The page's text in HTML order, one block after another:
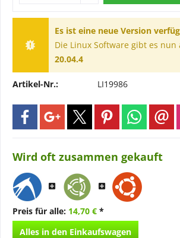
Es ist eine neue Version
Die Linux Software gibt es nun
20.04.4
Artikel-Nr.: LI19986
Wird oft zusammen gekauft
Preis für alle: 14,70 € *
Alles in den Einkaufswagen